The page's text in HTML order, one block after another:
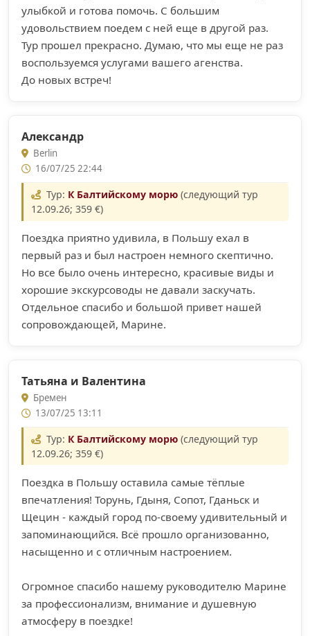
улыбкой и готова помочь. С большим
удовольствием поедем с ней еще в другой раз.
Тур прошел прекрасно. Думаю, что мы еще не раз
воспользуемся услугами вашего агенства.
До новых встреч!
Александр
Berlin
16/07/25 22:44
Тур: К Балтийскому морю(следующий тур
12.09.26; 359 €)
Поездка приятно удивила, в Польшу ехал в
первый раз и был настроен немного скептично.
Но все было очень интересно, красивые виды и
хорошие экскурсоводы не давали заскучать.
Отдельное спасибо и большой привет нашей
сопровождающей, Марине.
Татьяна и Валентина
Бремен
13/07/25 13:11
Тур: К Балтийскому морю(следующий тур
12.09.26; 359 €)
Поездка в Польшу оставила самые тёплые
впечатления! Торунь, Гдыня, Сопот, Гданьск и
Щецин - каждый город по-своему удивительный и
запоминающийся. Всё прошло организованно,
насыщенно и с отличным настроением.
Огромное спасибо нашему руководителю Марине
за профессионализм, внимание и душевную
атмосферу в поездке!